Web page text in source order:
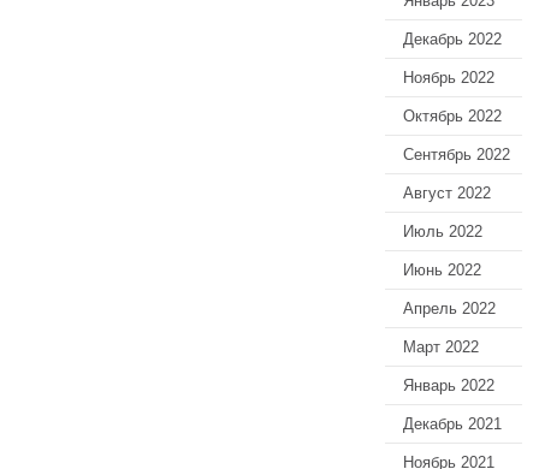
Декабрь 2022
Ноябрь 2022
Октябрь 2022
Сентябрь 2022
Август 2022
Июль 2022
Июнь 2022
Апрель 2022
Март 2022
Январь 2022
Декабрь 2021
Ноябрь 2021